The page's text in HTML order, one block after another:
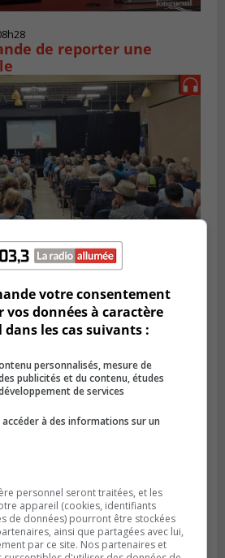
de reporter une
200 curieux à
votre consentement
données à caractère
dans les cas suivants :
personnalisés, mesure de
publicités et du contenu, études
de services
à des informations sur un
personnel seront traitées, et les
appareil (cookies, identifiants
de données) pourront être stockées
ainsi que partagées avec lui,
par ce site. Nos partenaires et